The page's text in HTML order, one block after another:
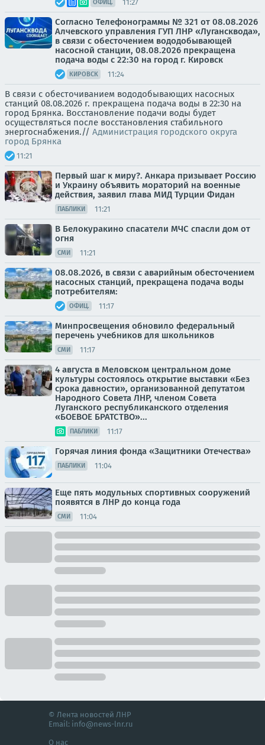
ОФИЦ. 11:27
Согласно Телефонограммы № 321 от 08.08.2026
Алчевского управления ГУП ЛНР «Лугансквода»,
в связи с обесточением вододобывающей
насосной станции, 08.08.2026 прекращена
подача воды с 22:30 на город г. Кировск
КИРОВСК 11:24
В связи с обесточиванием вододобывающих насосных
станций 08.08.2026 г. прекращена подача воды в 22:30 на
город Брянка. Восстановление подачи воды будет
осуществляться после восстановления стабильного
энергоснабжения.// Администрация городского округа
город Брянка
11:21
Первый шаг к миру?. Анкара призывает Россию
и Украину объявить мораторий на военные
действия, заявил глава МИД Турции Фидан
ПАБЛИКИ 11:21
В Белокуракино спасатели МЧС спасли дом от
огня
СМИ 11:21
08.08.2026, в связи с аварийным обесточением
насосных станций, прекращена подача воды
потребителям:
ОФИЦ. 11:17
Минпросвещения обновило федеральный
перечень учебников для школьников
СМИ 11:17
4 августа в Меловском центральном доме
культуры состоялось открытие выставки «Без
срока давности», организованной депутатом
Народного Совета ЛНР, членом Совета
Луганского республиканского отделения
«БОЕВОЕ БРАТСТВО»...
ПАБЛИКИ 11:17
Горячая линия фонда «Защитники Отечества»
ПАБЛИКИ 11:04
Еще пять модульных спортивных сооружений
появятся в ЛНР до конца года
СМИ 11:04
© Лента новостей ЛНР
Email: info@news-lnr.ru
О нас